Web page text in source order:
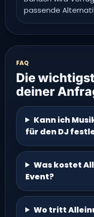
passende
FAQ
Die
deiner
Kann ich
für den DJ
Was kostet
Event?
Wo tritt